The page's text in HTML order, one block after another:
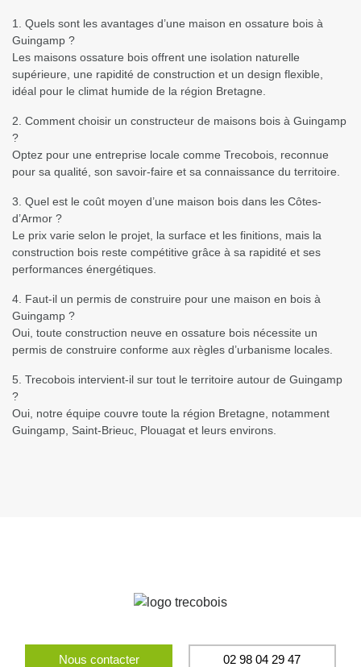
1. Quels sont les avantages d’une maison en ossature bois à
Guingamp ?
Les maisons ossature bois offrent une isolation naturelle
supérieure, une rapidité de construction et un design flexible,
idéal pour le climat humide de la région Bretagne.
2. Comment choisir un constructeur de maisons bois à Guingamp
?
Optez pour une entreprise locale comme Trecobois, reconnue
pour sa qualité, son savoir-faire et sa connaissance du territoire.
3. Quel est le coût moyen d’une maison bois dans les Côtes-
d’Armor ?
Le prix varie selon le projet, la surface et les finitions, mais la
construction bois reste compétitive grâce à sa rapidité et ses
performances énergétiques.
4. Faut-il un permis de construire pour une maison en bois à
Guingamp ?
Oui, toute construction neuve en ossature bois nécessite un
permis de construire conforme aux règles d’urbanisme locales.
5. Trecobois intervient-il sur tout le territoire autour de Guingamp
?
Oui, notre équipe couvre toute la région Bretagne, notamment
Guingamp, Saint-Brieuc, Plouagat et leurs environs.
Nous contacter 02 98 04 29 47